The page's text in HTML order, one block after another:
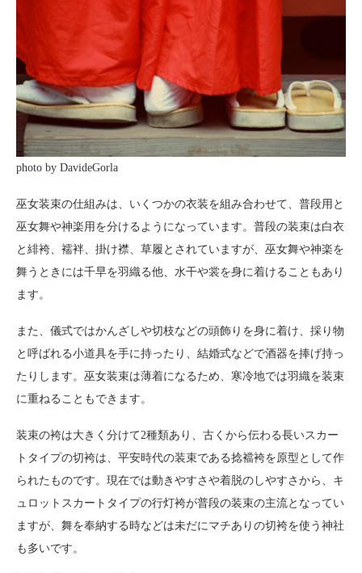
photo by DavideGorla
巫女装束の仕組みは、いくつかの衣装を組み合わせて、普段用と
巫女舞や神楽用を分けるようになっています。普段の装束は白衣
と緋袴、襦袢、掛け襟、草履とされていますが、巫女舞や神楽を
舞うときには千早を羽織る他、水干や裳を身に着けることもあり
ます。
また、儀式ではかんざしや切枝などの頭飾りを身に着け、採り物
と呼ばれる小道具を手に持ったり、結婚式などで酒器を捧げ持っ
たりします。巫女装束は薄着になるため、寒冷地では羽織を装束
に重ねることもできます。
装束の袴は大きく分けて2種類あり、古くから伝わる長いスカー
トタイプの切袴は、平安時代の装束である捻襠袴を原型として作
られたものです。現在では動きやすさや着脱のしやすさから、キ
ュロットスカートタイプの行灯袴が普段の装束の主流となってい
ますが、舞を奉納する時などは未だにマチありの切袴を使う神社
も多いです。